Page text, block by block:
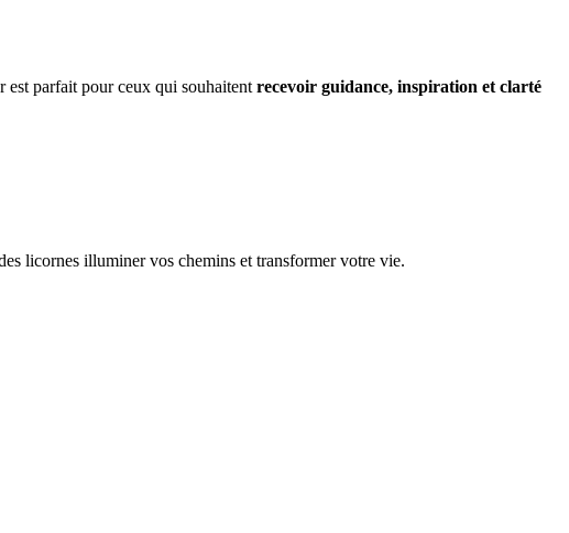
est parfait pour ceux qui souhaitent recevoir guidance, inspiration et clarté
licornes illuminer vos chemins et transformer votre vie.